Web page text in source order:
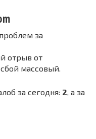
за
отрыв от
массовый.
за сегодня: 2 , а за